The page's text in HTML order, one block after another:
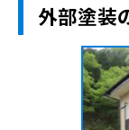
外部塗装